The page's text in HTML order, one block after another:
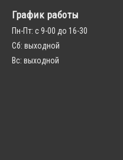
График работы
Пн-Пт: с 9-00 до 16-30
Сб: выходной
Вс: выходной